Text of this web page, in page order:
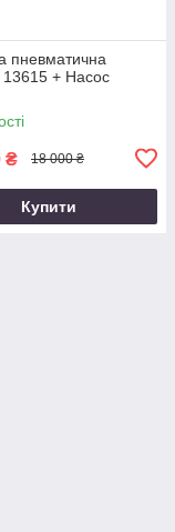
пневматична
13615 + Насос
₴ 18 000 ₴
Купити